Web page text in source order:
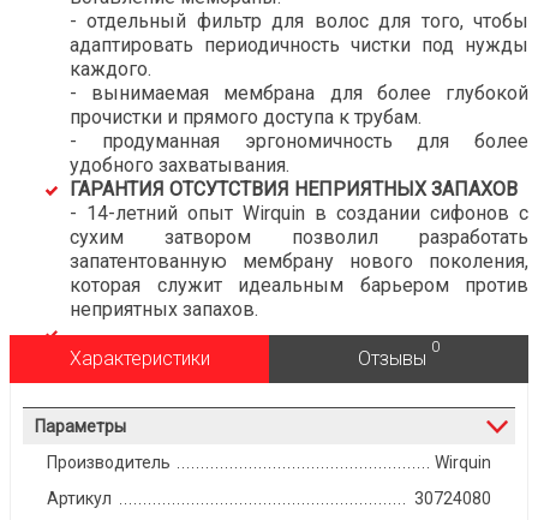
- отдельный фильтр для волос для того, чтобы
адаптировать периодичность чистки под нужды
каждого.
- вынимаемая мембрана для более глубокой
прочистки и прямого доступа к трубам.
- продуманная эргономичность для более
удобного захватывания.
ГАРАНТИЯ ОТСУТСТВИЯ НЕПРИЯТНЫХ ЗАПАХОВ
- 14-летний опыт Wirquin в создании сифонов с
сухим затвором позволил разработать
запатентованную мембрану нового поколения,
которая служит идеальным барьером против
неприятных запахов.
Характеристики Отзывы
0
Параметры
Производитель
Wirquin
Артикул
30724080